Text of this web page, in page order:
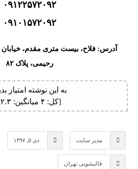
۰۹۱۲۲۵۷۲۰۹۲
۰۹۱۰۱۵۷۲۰۹۲
آدرس: فلاح، بیست متری مقدم،
رحیمی، پلاک ۸۲
به این نوشته امتیاز
[کل: ۴ میانگین: ۲.۳
مدیر سایت دی ۵, ۱۳۹۷
قالیشویی تهران